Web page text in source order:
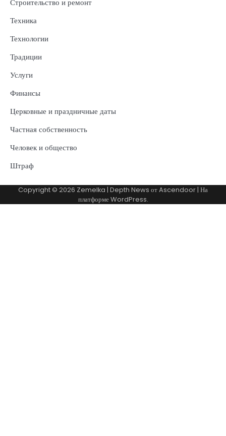
Строительство и ремонт
Техника
Технологии
Традиции
Услуги
Финансы
Церковные и праздничные даты
Частная собственность
Человек и общество
Штраф
Copyright © 2026 Zemelka | Depth News отAscendoor| На
платформеWordPress.